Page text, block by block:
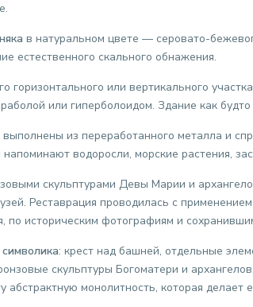
в натуральном цвете — серовато-
естественного скального обнажения.
или вертикального
или гиперболоидом. Здание как
из переработанного металла и
водоросли, морские растения,
скульптурами Девы Марии и
Реставрация проводилась с применением
по историческим фотографиям и
: крест над башней, отдельные
скульптуры Богоматери и
монолитность, которая делает